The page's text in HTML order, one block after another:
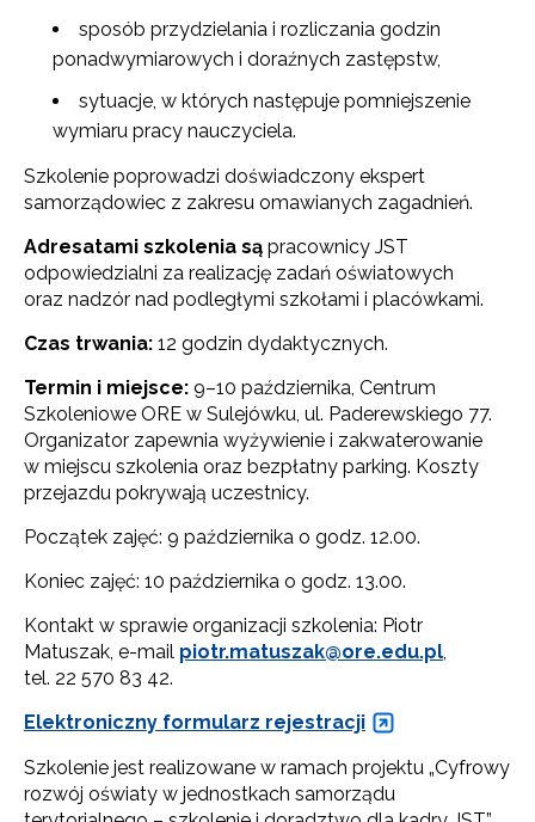
sposób przydzielania i rozliczania godzin
ponadwymiarowych i doraźnych zastępstw,
sytuacje, w których następuje pomniejszenie
wymiaru pracy nauczyciela.
Szkolenie poprowadzi doświadczony ekspert
samorządowiec z zakresu omawianych zagadnień.
Adresatami szkolenia są pracownicy JST
odpowiedzialni za realizację zadań oświatowych
oraz nadzór nad podległymi szkołami i placówkami.
Czas trwania: 12 godzin dydaktycznych.
Termin i miejsce: 9–10 października, Centrum
Szkoleniowe ORE w Sulejówku, ul. Paderewskiego 77.
Organizator zapewnia wyżywienie i zakwaterowanie
w miejscu szkolenia oraz bezpłatny parking. Koszty
przejazdu pokrywają uczestnicy.
Początek zajęć: 9 października o godz. 12.00.
Koniec zajęć: 10 października o godz. 13.00.
Kontakt w sprawie organizacji szkolenia: Piotr
Matuszak, e-mail piotr.matuszak@ore.edu.pl,
tel. 22 570 83 42.
Elektroniczny formularz rejestracji
Szkolenie jest realizowane w ramach projektu „Cyfrowy
rozwój oświaty w jednostkach samorządu
Newsletter ORE